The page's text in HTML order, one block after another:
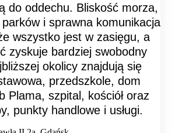
do oddechu. Bliskość morza,
i sprawna komunikacja
wszystko jest w zasięgu, a
zyskuje bardziej swobodny
okolicy znajdują się
przedszkole, dom
Plama, szpital, kościół oraz
punkty handlowe i usługi.